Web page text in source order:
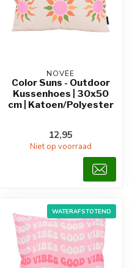
NOVÉE
Color Suns - Outdoor
Kussenhoes | 30x50
cm | Katoen/Polyester
12,95
Niet op voorraad
WATERAFSTOTEND